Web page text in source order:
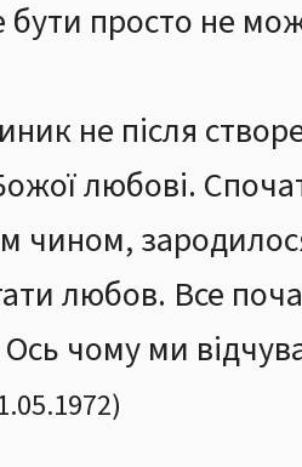
бути просто не
не після
любові.
чином,
любов. Все
чому ми
)